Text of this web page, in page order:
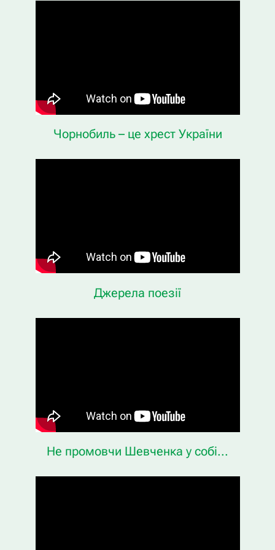
Чорнобиль – це хрест України
Джерела поезії
Не промовчи Шевченка у собі...